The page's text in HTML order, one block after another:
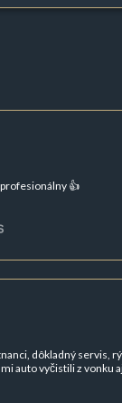
👍
dôkladný servis,
auto vyčistili z vonku